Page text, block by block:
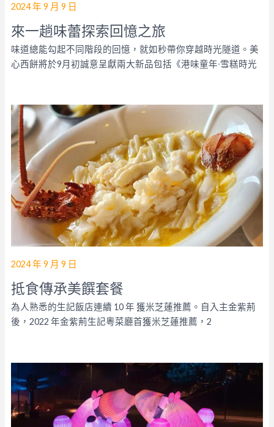
2024 年 9 月 9 日
來一趟味蕾探索回憶之旅
味道總能勾起不同階段的回憶，就如秒帶你穿越時光隧道。美
心西餅將於9月初誠意呈獻兩大新品包括《港味童年∙雪糕時光
2024 年 9 月 9 日
抵食傳𠄘美饌套餐
為人熟悉的生記飯店連續 10 年 獲米芝蓮推薦。自入主金紫荊
後，2022 年金紫荊生記粵菜廳首獲米芝蓮推薦，2